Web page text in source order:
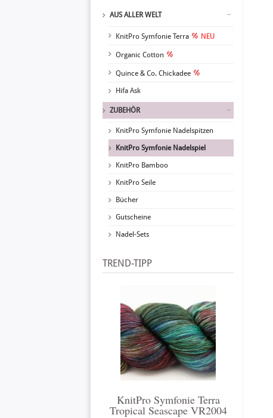
AUS ALLER WELT
KnitPro Symfonie Terra NEU
Organic Cotton
Quince & Co. Chickadee
Hifa Ask
ZUBEHÖR
KnitPro Symfonie Nadelspitzen
KnitPro Symfonie Nadelspiel
KnitPro Bamboo
KnitPro Seile
Bücher
Gutscheine
Nadel-Sets
TREND-TIPP
KnitPro Symfonie Terra
Tropical Seascape VR2004